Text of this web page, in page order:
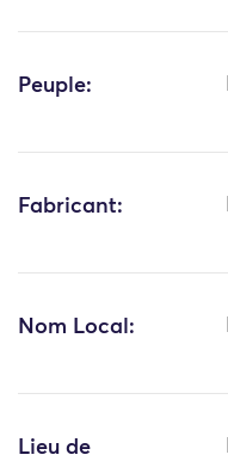
Peuple:
Fabricant:
Nom Local:
Lieu de